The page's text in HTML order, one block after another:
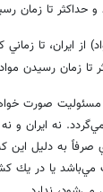
حداكثر تا زمان
از ايران، تا
تا زمان رسيدن
مسئوليت صورت
نه ايران و
صرفاً به دليل اين
مي‌باشد يا در يك